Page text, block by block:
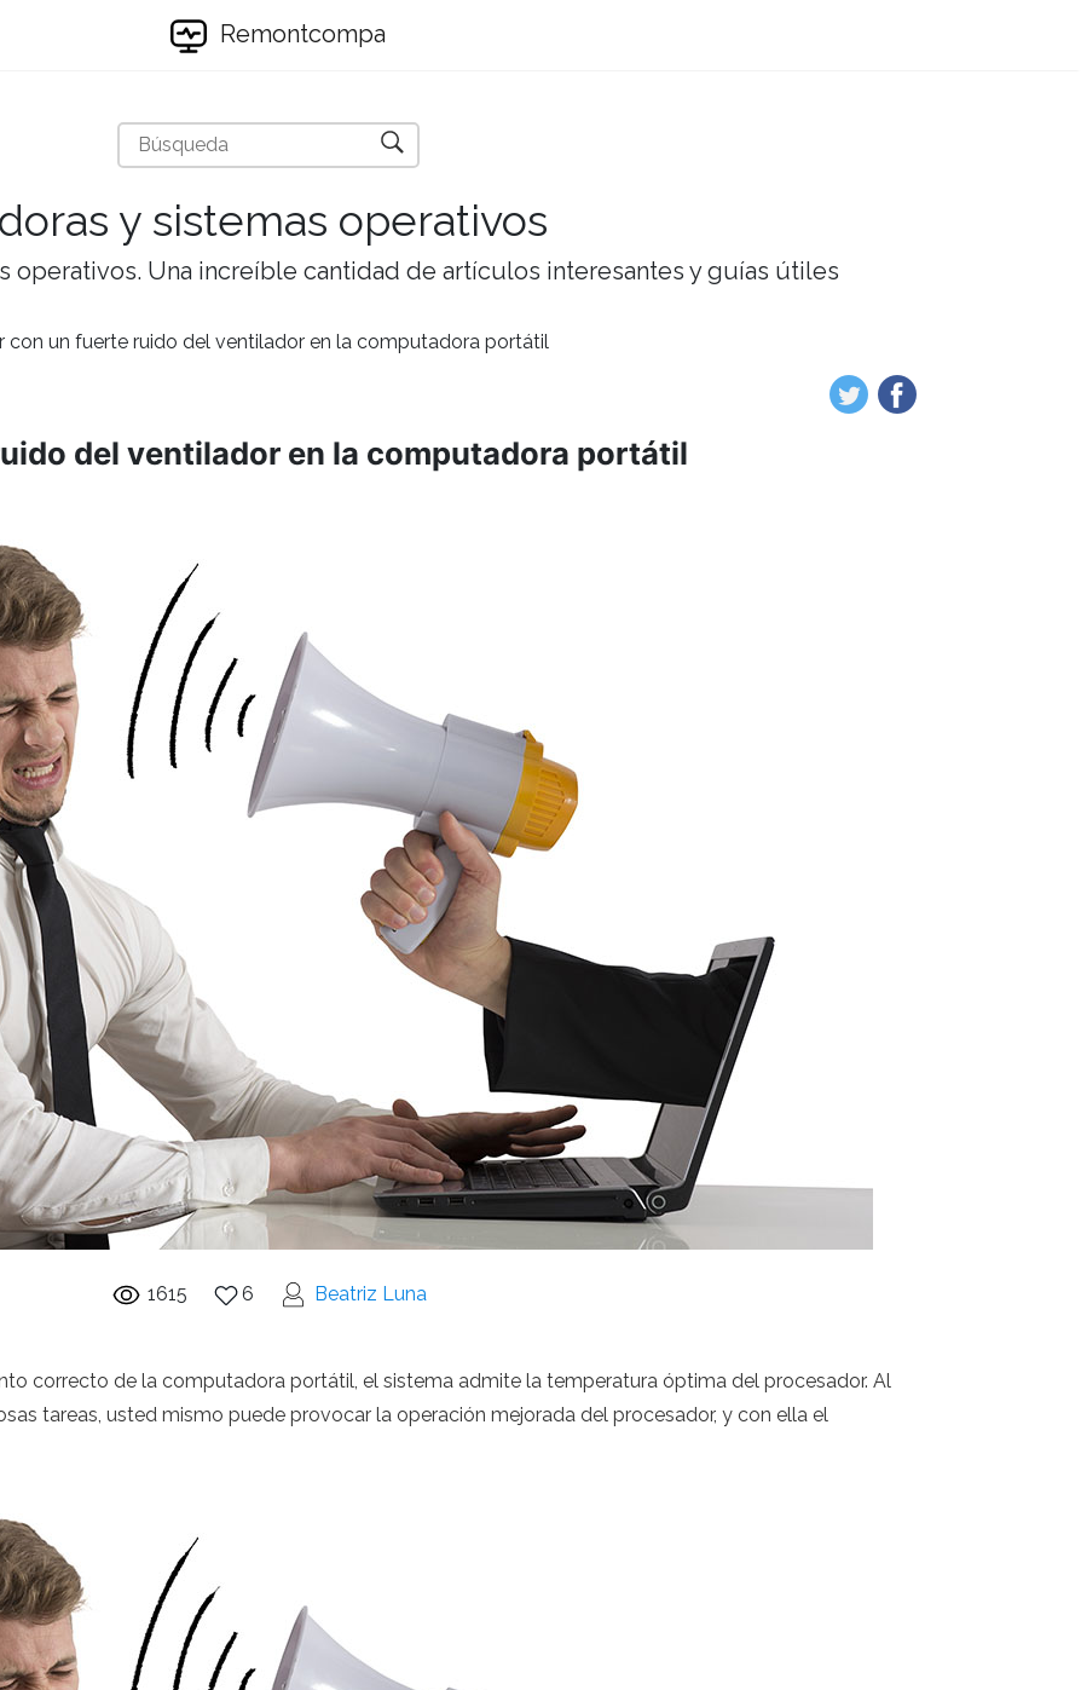
Remontcompa
y sistemas operativos
operativos. Una increíble cantidad de artículos interesantes y guías útiles
con un fuerte ruido del ventilador en la computadora portátil
del ventilador en la computadora portátil
1615 6 Beatriz Luna
correcto de la computadora portátil, el sistema admite la temperatura óptima del procesador. Al
tareas, usted mismo puede provocar la operación mejorada del procesador, y con ella el